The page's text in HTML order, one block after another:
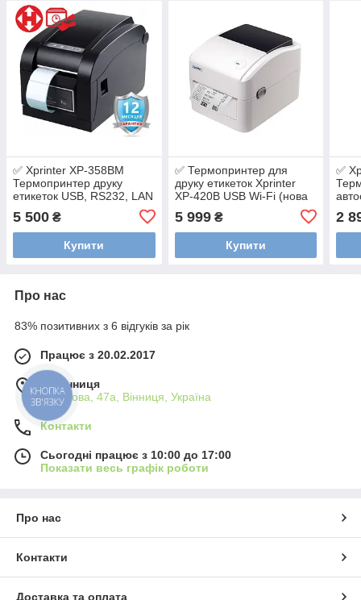
✅ Xprinter XP-358BM
Термопринтер друку
етикеток USB, RS232, LAN
5 500 ₴
Купити
✅ Термопринтер для
друку етикеток Xprinter
XP-420B USB Wi-Fi (нова
5 999₴
Купити
✅
2
Про нас
83% позитивних з 6 відгуків за рік
Працює з 20.02.2017
м. Вінниця
Пирогова, 47а, Вінниця, Україна
Контакти
Сьогодні працює з 10:00 до 17:00
Показати весь графік роботи
Про нас
Контакти
Доставка та оплата
КНОПКА
ЗВ'ЯЗКУ